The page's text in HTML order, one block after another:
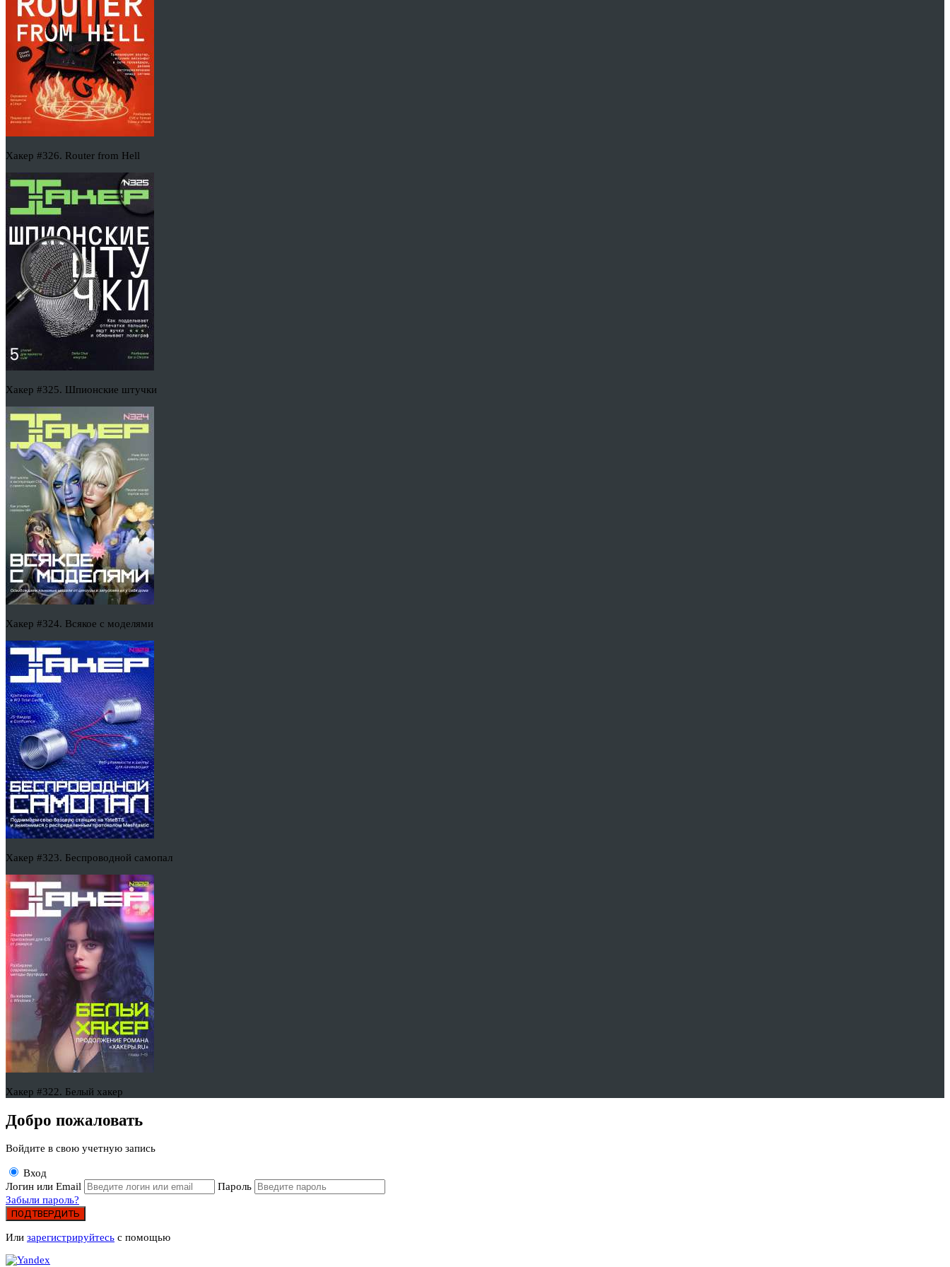
Хакер #326. Router from Hell
Хакер #325. Шпионские штучки
Хакер #324. Всякое с моделями
Хакер #323. Беспроводной самопал
Хакер #322. Белый хакер
Добро пожаловать
Войдите в свою учетную запись
Вход
Логин или Email
Пароль
Забыли пароль?
ПОДТВЕРДИТЬ
Или зарегистрируйтесь с помощью